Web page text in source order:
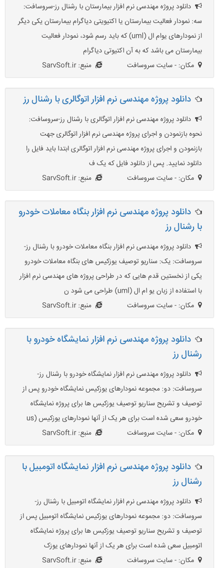
دانلود پروژه مهندسی نرم افزار بیمارستان با رشنال رز-سروسافت:
سه: نمودار فعالیت بیمارستان یا اکتیویتی دیاگرام بیمارستان یکی دیگر
از نمودارهای یوام ال (uml) که باید رسم شود، نمودار فعالیت
بیمارستان می باشد که به آن اکتیوتی دیاگرام
مکان: - سایت سروسافت
منبع: SarvSoft.ir
دانلود پروژه مهندسی نرم افزار اتوگالری با رشنال رز
دانلود پروژه مهندسی نرم افزار اتوگالری با رشنال رز-سروسافت:
نحوه بازنمودن و اجرای پروژه مهندسی نرم افزار اتوگالری جهت
بازنمودن و اجرای پروژه مهندسی نرم افزار اتوگالری ابتدا باید فایل را
دانلود نمایید. پس از دانلود فایل که یک ف
مکان: - سایت سروسافت
منبع: SarvSoft.ir
دانلود پروژه مهندسی نرم افزار بنگاه معاملات خودرو
با رشنال رز
دانلود پروژه مهندسی نرم افزار بنگاه معاملات خودرو با رشنال رز-
سروسافت: یک: سناریو توصیف یوزکیس های بنگاه معاملات خودرو
یکی از نخستین قدم هایی که در طراحی پروژه های مهندسی نرم افزار
با استفاده از زبان یو ام ال (uml) طراحی می شود ن
مکان: - سایت سروسافت
منبع: SarvSoft.ir
دانلود پروژه مهندسی نرم افزار نمایشگاه خودرو با
رشنال رز
دانلود پروژه مهندسی نرم افزار نمایشگاه خودرو با رشنال رز-
سروسافت: دو: مجموعه نمودارهای یوزکیس نمایشگاه خودرو پس از
توصیف و تشریح سناریو توصیف یوزکیس ها برای پروژه نمایشگاه
خودرو سعی شده است برای هر یک از آنها نمودارهای یوزکیس (us
مکان: - سایت سروسافت
منبع: SarvSoft.ir
دانلود پروژه مهندسی نرم افزار نمایشگاه اتومبیل با
رشنال رز
دانلود پروژه مهندسی نرم افزار نمایشگاه اتومبیل با رشنال رز-
سروسافت: دو: مجموعه نمودارهای یوزکیس نمایشگاه اتومبیل پس از
توصیف و تشریح سناریو توصیف یوزکیس ها برای پروژه نمایشگاه
اتومبیل سعی شده است برای هر یک از آنها نمودارهای یوزک
مکان: - سایت سروسافت
منبع: SarvSoft.ir